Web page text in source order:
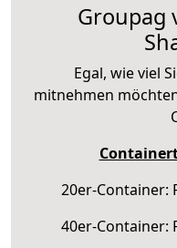
Groupag
Egal, wie viel
mitnehmen
20er-Container:
40er-Container: